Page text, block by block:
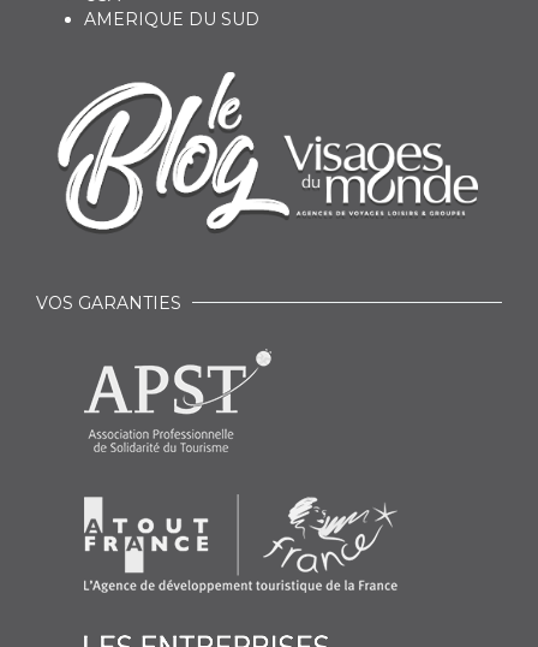
AMERIQUE DU SUD
VOS GARANTIES